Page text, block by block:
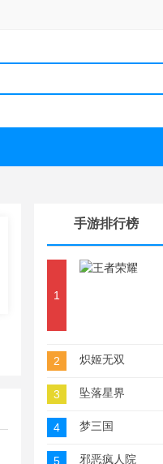
手游排行榜
1
2 炽姬无双
3 坠落星界
4 梦三国
5 邪恶疯人院